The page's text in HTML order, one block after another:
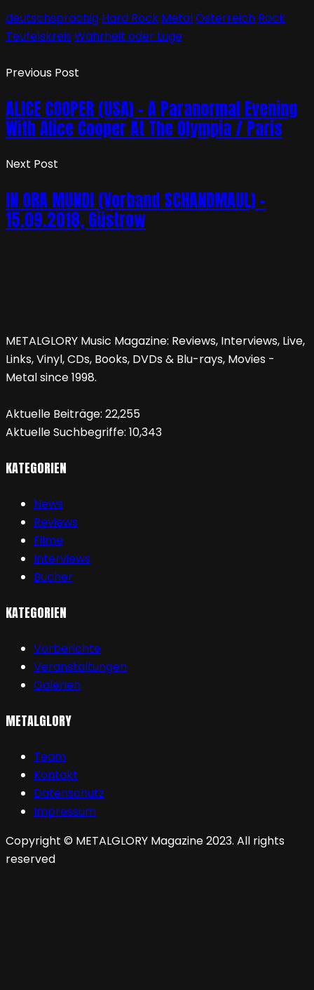
deutschsprachig Hard Rock MetalÖsterreich Rock
Teufelskreis Wahrheit oder Lüge
Previous Post
ALICE COOPER (USA) – A Paranormal Evening
With Alice Cooper At The Olympia / Paris
Next Post
IN ORA MUNDI (Vorband SCHANDMAUL) –
15.09.2018, Güstrow
METALGLORY Music Magazine: Reviews, Interviews, Live,
Links, Vinyl, CDs, Books, DVDs & Blu-rays, Movies -
Metal since 1998.
Aktuelle Beiträge: 22,255
Aktuelle Suchbegriffe: 10,343
KATEGORIEN
News
Reviews
Filme
Interviews
Bücher
KATEGORIEN
Vorberichte
Veranstaltungen
Galerien
METALGLORY
Team
Kontakt
Datenschutz
Impressum
Copyright © METALGLORY Magazine 2023. All rights
reserved